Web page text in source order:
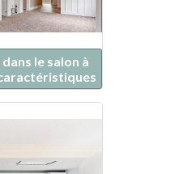
le salon à